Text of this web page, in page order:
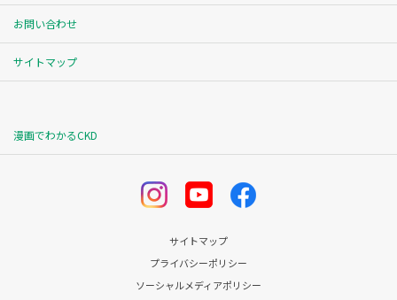
お問い合わせ
サイトマップ
漫画でわかるCKD
サイトマップ
プライバシーポリシー
ソーシャルメディアポリシー